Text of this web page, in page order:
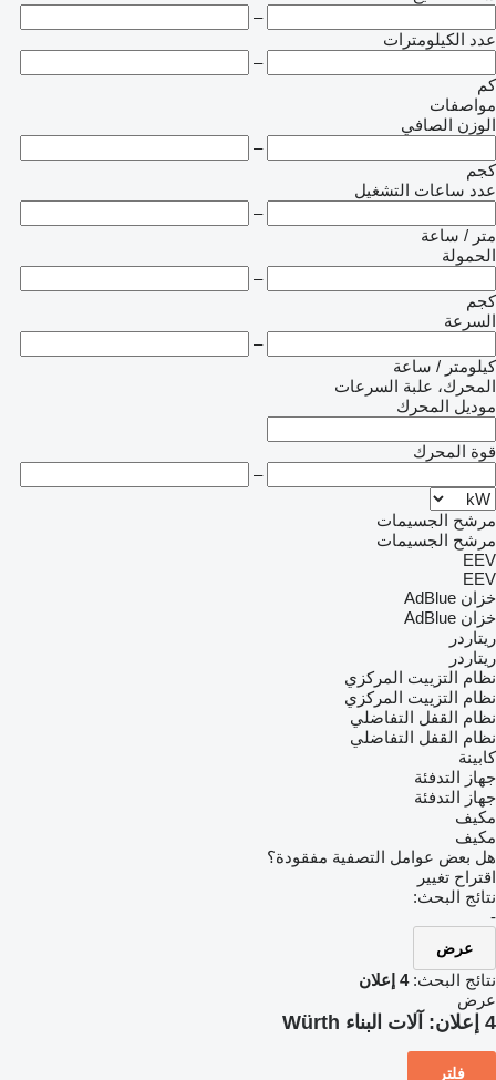
–
عدد الكيلومترات
–
كم
مواصفات
الوزن الصافي
–
كجم
عدد ساعات التشغيل
–
متر / ساعة
الحمولة
–
كجم
السرعة
–
كيلومتر / ساعة
المحرك، علبة السرعات
موديل المحرك
قوة المحرك
–
مرشح الجسيمات
مرشح الجسيمات
EEV
EEV
خزان AdBlue
خزان AdBlue
ريتاردر
ريتاردر
نظام التزييت المركزي
نظام التزييت المركزي
نظام القفل التفاضلي
نظام القفل التفاضلي
كابينة
جهاز التدفئة
جهاز التدفئة
مكيف
مكيف
هل بعض عوامل التصفية مفقودة؟
اقتراح تغيير
نتائج البحث:
-
عرض
نتائج البحث:4 إعلان
عرض
4 إعلان: آلات البناء Würth
فلتر